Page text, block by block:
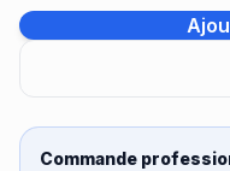
Commande